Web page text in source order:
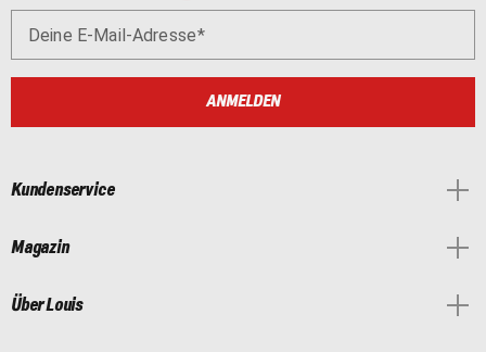
Deine E-Mail-Adresse
ANMELDEN
Kundenservice
Magazin
Über Louis